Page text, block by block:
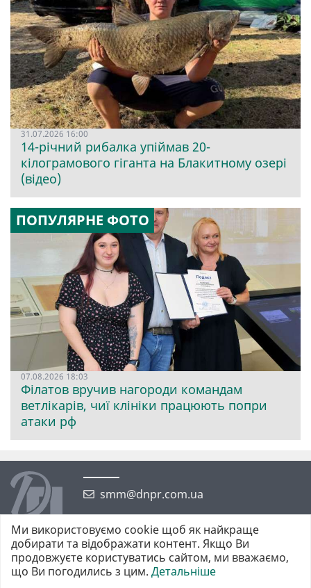
31.07.2026 16:00
14-річний рибалка упіймав 20-
кілограмового гіганта на Блакитному озері
(відео)
ПОПУЛЯРНЕ ФОТО
07.08.2026 18:03
Філатов вручив нагороди командам
ветлікарів, чиї клініки працюють попри
атаки рф
smm@dnpr.com.ua
©2026 https://dnpr.com.ua Дніпровська порадниця
Ми використовуємо cookie щоб як найкраще
добирати та відображати контент. Якщо Ви
продовжуєте користуватись сайтом, ми вважаємо,
що Ви погодились з цим. Детальніше